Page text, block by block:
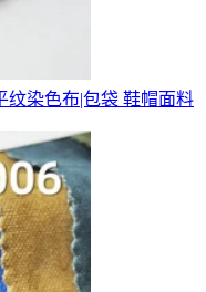
纹染色布|包袋 鞋帽面料